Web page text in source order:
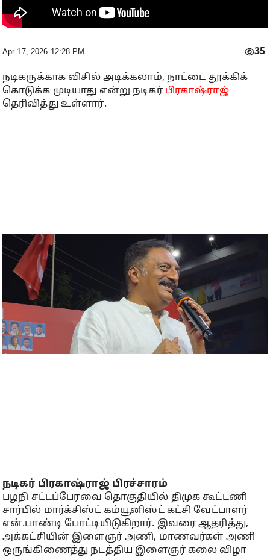
Apr 17, 2026 12:28 PM 35
நடிகருக்காக விசில் அடிக்கலாம், நாட்டை தூக்கிக்
கொடுக்க முடியாது என்று நடிகர் பிரகாஷ்ராஜ்
தெரிவித்து உள்ளார்.
நடிகர் பிரகாஷ்ராஜ் பிரச்சாரம்
பழநி சட்டப்பேரவை தொகுதியில் திமுக கூட்டணி
சார்பில் மார்க்சிஸ்ட் கம்யூனிஸ்ட் கட்சி வேட்பாளர்
என்.பாண்டி போட்டியிடுகிறார். இவரை ஆதரித்து,
அக்கட்சியின் இளைஞர் அணி, மாணவர்கள் அணி
ஒருங்கிணைத்து நடத்திய இளைஞர் கலை விழா